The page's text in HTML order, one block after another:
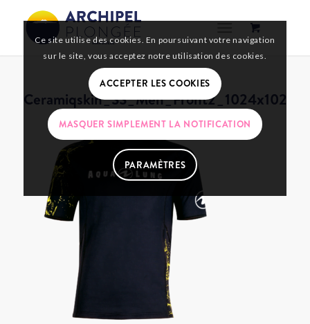
Ce site utilise des cookies. En poursuivant votre navigation
sur le site, vous acceptez notre utilisation des cookies.
ACCEPTER LES COOKIES
MASQUER SIMPLEMENT LA NOTIFICATION
PARAMÈTRES